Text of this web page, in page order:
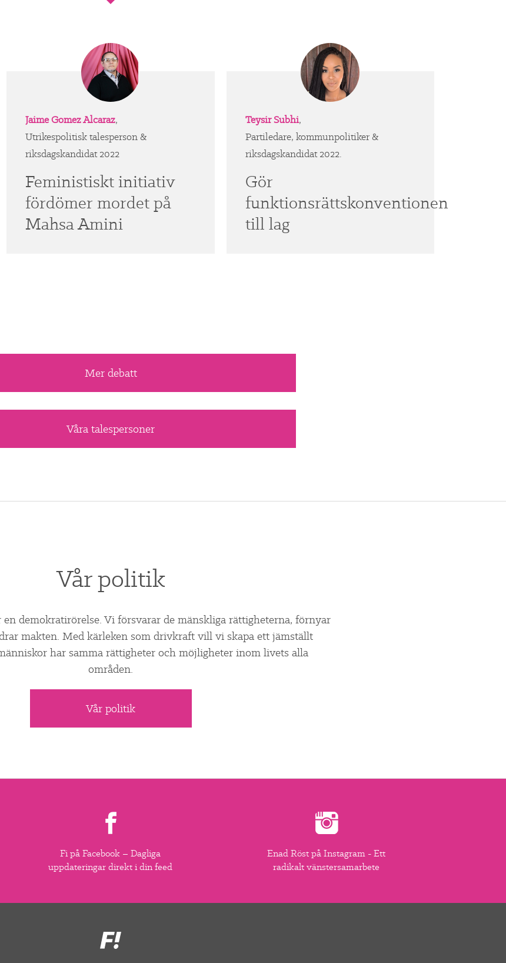
Jaime Gomez Alcaraz,
Utrikespolitisk talesperson &
riksdagskandidat 2022
Feministiskt initiativ
fördömer mordet på
Mahsa Amini
Teysir Subhi,
Partiledare, kommunpolitiker &
riksdagskandidat 2022.
Gör
funktionsrättskonventionen
till lag
Mer debatt
Våra talespersoner
Vår politik
demokratirörelse. Vi försvarar de mänskliga rättigheterna, förnyar
makten. Med kärleken som drivkraft vill vi skapa ett jämställt
har samma rättigheter och möjligheter inom livets alla
områden.
Vår politik
Fi på Facebook – Dagliga
uppdateringar direkt i din feed
Enad Röst på Instagram - Ett
radikalt vänstersamarbete
Feministiskt
initiativ